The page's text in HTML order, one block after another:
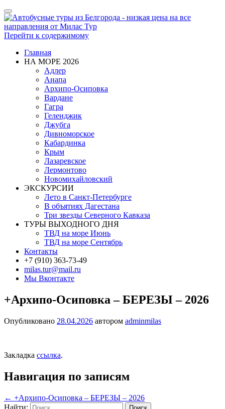
Показать/
Скрыть
навигацию
Перейти к содержимому
Главная
НА МОРЕ 2026
Адлер
Анапа
Архипо-Осиповка
Вардане
Гагра
Геленджик
Джубга
Дивноморское
Кабардинка
Крым
Лазаревское
Лермонтово
Новомихайловский
ЭКСКУРСИИ
Лето в Санкт-Петербурге
В объятиях Дагестана
Три звезды Северного Кавказа
ТУРЫ ВЫХОДНОГО ДНЯ
ТВД на море Июнь
ТВД на море Сентябрь
Контакты
+7 (910) 363-73-49
milas.tur@mail.ru
Мы Вконтакте
+Архипо-Осиповка – БЕРЕЗЫ – 2026
Опубликовано 28.04.2026 автором adminmilas
Закладка ссылка.
Навигация по записям
← +Архипо-Осиповка – БЕРЕЗЫ – 2026
Найти: